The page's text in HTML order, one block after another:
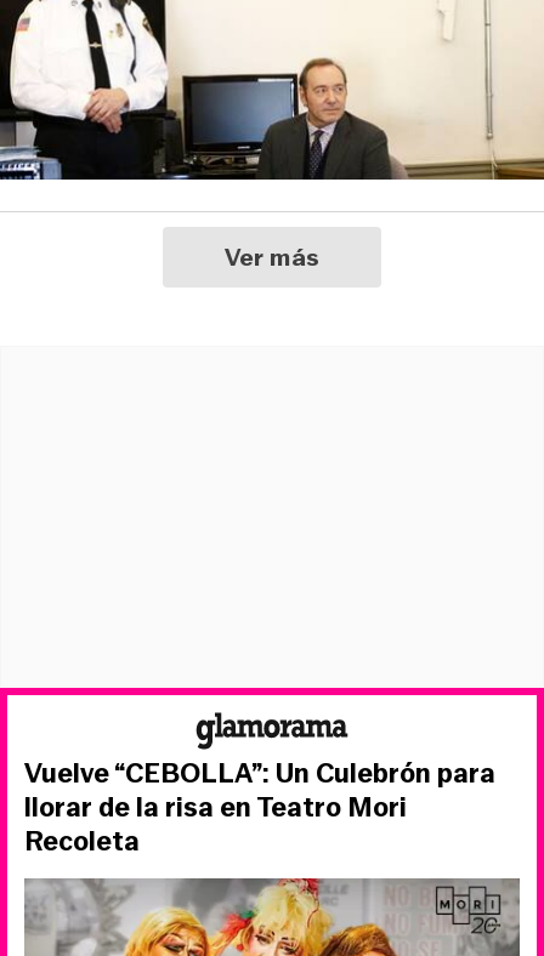
Ver más
Vuelve “CEBOLLA”: Un Culebrón para
llorar de la risa en Teatro Mori
Recoleta